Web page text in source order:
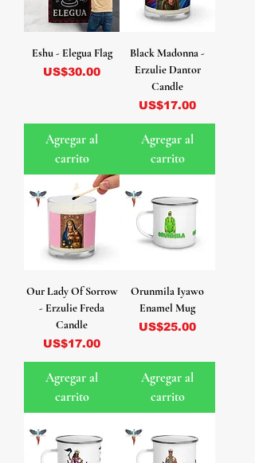
Eshu - Elegua Flag
Precio
US$30.00
Agregar al
carrito
Black Madonna -
Erzulie Dantor
Candle
Precio
US$17.00
Agregar al
carrito
Our Lady Of Sorrow
- Erzulie Freda
Candle
Precio
US$17.00
Agregar al
carrito
Orunmila Iyawo
Enamel Mug
Precio
US$25.00
Agregar al
carrito